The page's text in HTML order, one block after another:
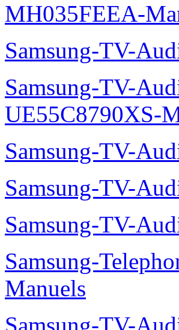
MH035FEEA-
Samsung-TV-
Samsung-TV-
UE55C8790XS-
Samsung-TV-
Samsung-TV-
Samsung-TV-
Samsung-
Manuels